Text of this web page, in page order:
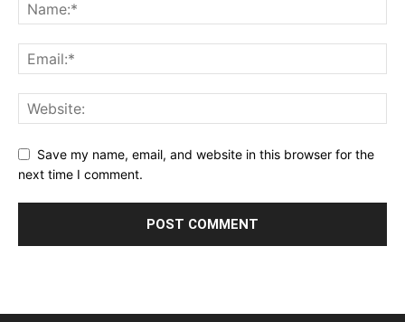
Save my name, email, and website in this browser for the
next time I comment.